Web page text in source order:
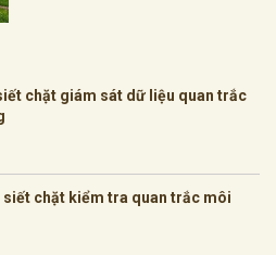
chặt giám sát dữ liệu quan trắc
siết chặt kiểm tra quan trắc môi